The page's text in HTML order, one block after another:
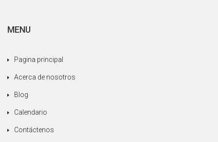
familia, siempre tratando de satisfacer nuestras
profesional.
MENU
Pagina principal
Acerca de nosotros
Blog
Calendario
Contáctenos